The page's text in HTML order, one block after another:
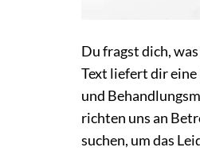
Du fragst dich,
Text liefert dir eine
und
richten uns an
suchen, um das